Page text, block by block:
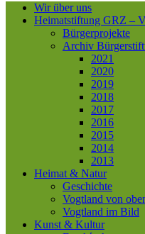
Wir über uns
Heimatstiftung GRZ –
Bürgerprojekte
Archiv
2021
2020
2019
2018
2017
2016
2015
2014
2013
Heimat & Natur
Geschichte
Vogtland von
Vogtland im Bild
Kunst & Kultur